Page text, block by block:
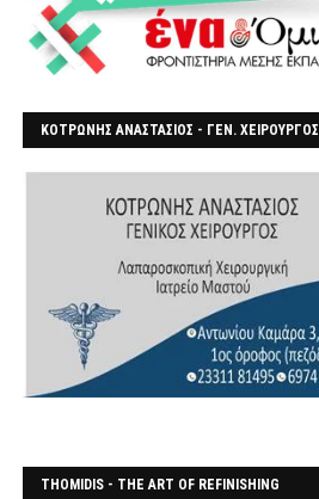
ΚΟΤΡΩΝΗΣ ΑΝΑΣΤΑΣΙΟΣ - ΓΕΝ. ΧΕΙΡΟΥΡΓΟΣ
THOMIDIS - THE ART OF REFINISHING